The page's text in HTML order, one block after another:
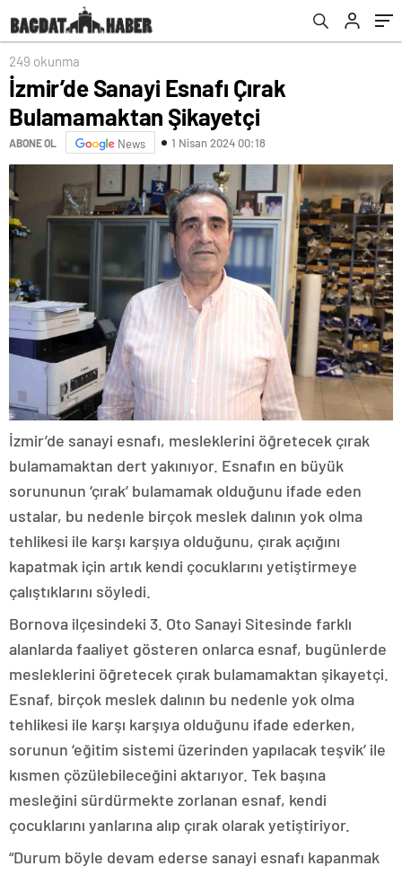
249 okunma
İzmir’de Sanayi Esnafı Çırak
Bulamamaktan Şikayetçi
ABONE OL News 1 Nisan 2024 00:18
İzmir’de sanayi esnafı, mesleklerini öğretecek çırak
bulamamaktan dert yakınıyor. Esnafın en büyük
sorununun ‘çırak’ bulamamak olduğunu ifade eden
ustalar, bu nedenle birçok meslek dalının yok olma
tehlikesi ile karşı karşıya olduğunu, çırak açığını
kapatmak için artık kendi çocuklarını yetiştirmeye
çalıştıklarını söyledi.
Bornova ilçesindeki 3. Oto Sanayi Sitesinde farklı
alanlarda faaliyet gösteren onlarca esnaf, bugünlerde
mesleklerini öğretecek çırak bulamamaktan şikayetçi.
Esnaf, birçok meslek dalının bu nedenle yok olma
tehlikesi ile karşı karşıya olduğunu ifade ederken,
sorunun ‘eğitim sistemi üzerinden yapılacak teşvik’ ile
kısmen çözülebileceğini aktarıyor. Tek başına
mesleğini sürdürmekte zorlanan esnaf, kendi
çocuklarını yanlarına alıp çırak olarak yetiştiriyor.
“Durum böyle devam ederse sanayi esnafı kapanmak